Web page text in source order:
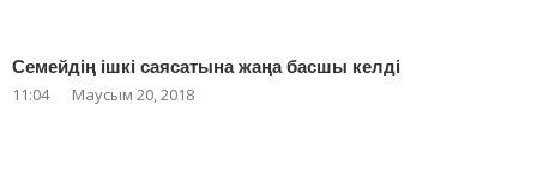
Семейдің ішкі саясатына жаңа басшы келді
11:04 Маусым 20, 2018